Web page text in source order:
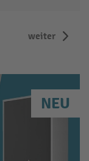
weiter
NEU